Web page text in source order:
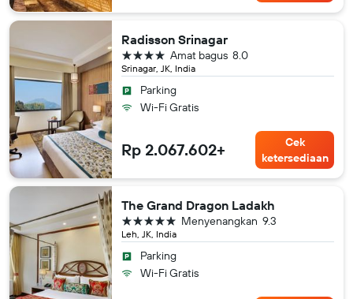
Radisson Srinagar
Srinagar, JK, India
8.0
Amat bagus
bintang 4
Parking
Wi-Fi Gratis
Rp 2.067.602+
Cek
ketersediaan
The Grand Dragon Ladakh
Leh, JK, India
9.3
Menyenangkan
bintang 5
Parking
Wi-Fi Gratis